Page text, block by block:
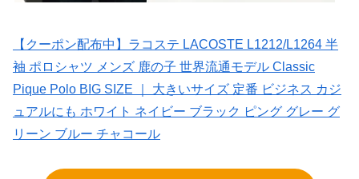
【クーポン配布中】ラコステ LACOSTE L1212/L1264 半
袖 ポロシャツ メンズ 鹿の子 世界流通モデル Classic
Pique Polo BIG SIZE ｜ 大きいサイズ 定番 ビジネス カジ
ュアルにも ホワイト ネイビー ブラック ピング グレー グ
リーン ブルー チャコール